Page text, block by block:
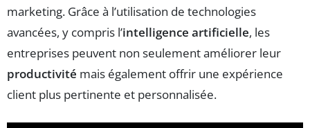
marketing. Grâce à l’utilisation de technologies
avancées, y compris l’intelligence artificielle, les
entreprises peuvent non seulement améliorer leur
productivité mais également offrir une expérience
client plus pertinente et personnalisée.